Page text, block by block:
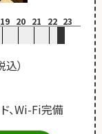
19 20 21 22 23
）
、Wi-Fi完備